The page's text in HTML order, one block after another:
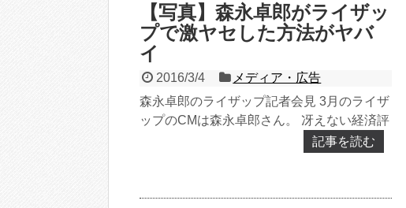
【写真】森永卓郎がライザッ
プで激ヤセした方法がヤバ
イ
2016/3/4
メディア・広告
森永卓郎のライザップ記者会見 3月のライザ
ップのCMは森永卓郎さん。 冴えない経済評
論家、口調はまろやかだけど目が死んでる。
記事を読む